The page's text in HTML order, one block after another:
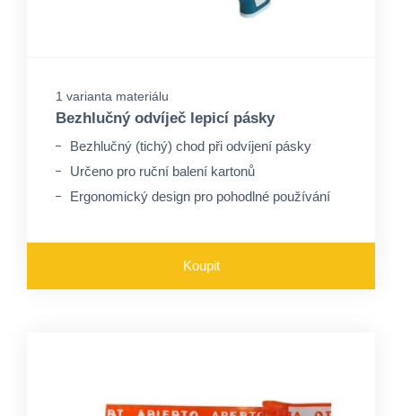
1 varianta materiálu
Bezhlučný odvíječ lepicí pásky
Bezhlučný (tichý) chod při odvíjení pásky
Určeno pro ruční balení kartonů
Ergonomický design pro pohodlné používání
Koupit